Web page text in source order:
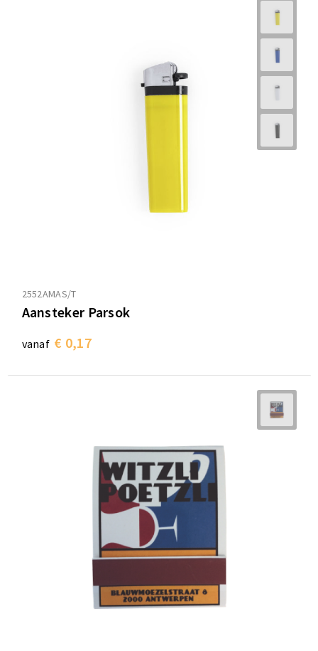
2552AMAS/T
Aansteker Parsok
vanaf € 0,17